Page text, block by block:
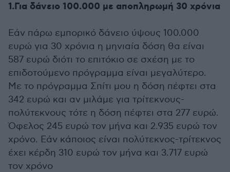
1.Για δάνειο 100.000 με αποπληρωμή 30 χρόνια
Εάν πάρω εμπορικό δάνειο ύψους 100.000
ευρώ για 30 χρόνια η μηνιαία δόση θα είναι
587 ευρώ διότι το επιτόκιο σε σχέση με το
επιδοτούμενο πρόγραμμα είναι μεγαλύτερο.
Με το πρόγραμμα Σπίτι μου η δόση πέφτει στα
342 ευρώ και αν μιλάμε για τρίτεκνους-
πολύτεκνους τότε η δόση πέφτει στα 277 ευρώ.
Όφελος 245 ευρώ τον μήνα και 2.935 ευρώ τον
χρόνο. Εάν κάποιος είναι πολύτεκνος-τρίτεκνος
έχει κέρδη 310 ευρώ τον μήνα και 3.717 ευρώ
τον χρόνο